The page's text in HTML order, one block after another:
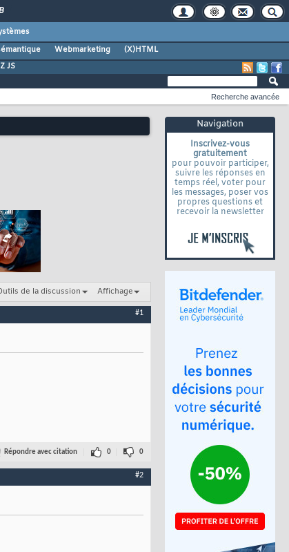
Webmarketing
(X)HTML
JS
Navigation
Inscrivez-vous
gratuitement
pour pouvoir participer,
suivre les réponses en
temps réel, voter pour
les messages, poser vos
propres questions et
recevoir la newsletter
Recherche avancée
de la discussion Affichage
#1
Répondre avec citation 0 0
#2